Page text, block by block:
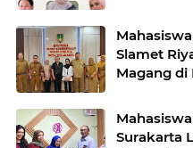
Slamet
Magang di
Surakarta